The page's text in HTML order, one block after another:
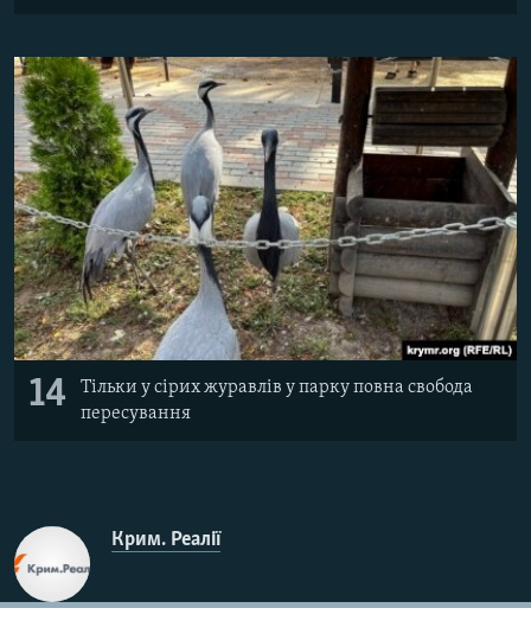
14
Тільки у сірих журавлів у парку повна свобода
пересування
Крим. Реалії